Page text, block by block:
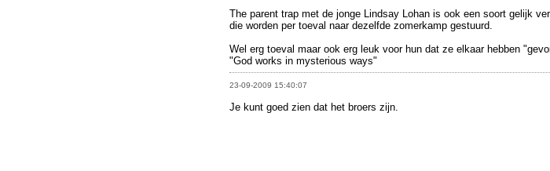
The parent trap met de jonge Lindsay Lohan is ook een soort gelijk
die worden per toeval naar dezelfde zomerkamp gestuurd.
Wel erg toeval maar ook erg leuk voor hun dat ze elkaar hebben
"God works in mysterious ways"
23-09-2009 15:40:07
Je kunt goed zien dat het broers zijn.